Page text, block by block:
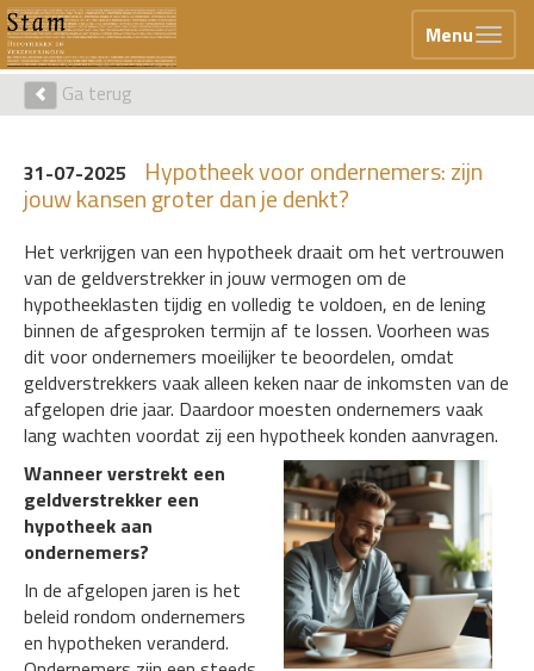
Menu
Ga terug
31-07-2025 Hypotheek voor ondernemers: zijn
jouw kansen groter dan je denkt?
Het verkrijgen van een hypotheek draait om het vertrouwen
van de geldverstrekker in jouw vermogen om de
hypotheeklasten tijdig en volledig te voldoen, en de lening
binnen de afgesproken termijn af te lossen. Voorheen was
dit voor ondernemers moeilijker te beoordelen, omdat
geldverstrekkers vaak alleen keken naar de inkomsten van de
afgelopen drie jaar. Daardoor moesten ondernemers vaak
lang wachten voordat zij een hypotheek konden aanvragen.
Wanneer verstrekt een
geldverstrekker een
hypotheek aan
ondernemers?
In de afgelopen jaren is het
beleid rondom ondernemers
en hypotheken veranderd.